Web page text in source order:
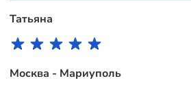
Татьяна
Москва - Мариуполь